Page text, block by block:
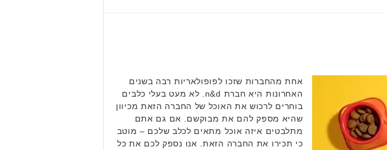
אחת מהחברות שזכו לפופולאריות רבה בשנים
האחרונות היא חברת n&d. לא מעט בעלי כלבים
בוחרים לרכוש את האוכל של החברה הזאת מכיוון
שהיא מספק להם את מבוקשם. אם גם אתם
מתלבטים איזה אוכל מתאים לכלב שלכם – מוטב
כי תכירו את החברה הזאת. אנו נספק לכם את כל